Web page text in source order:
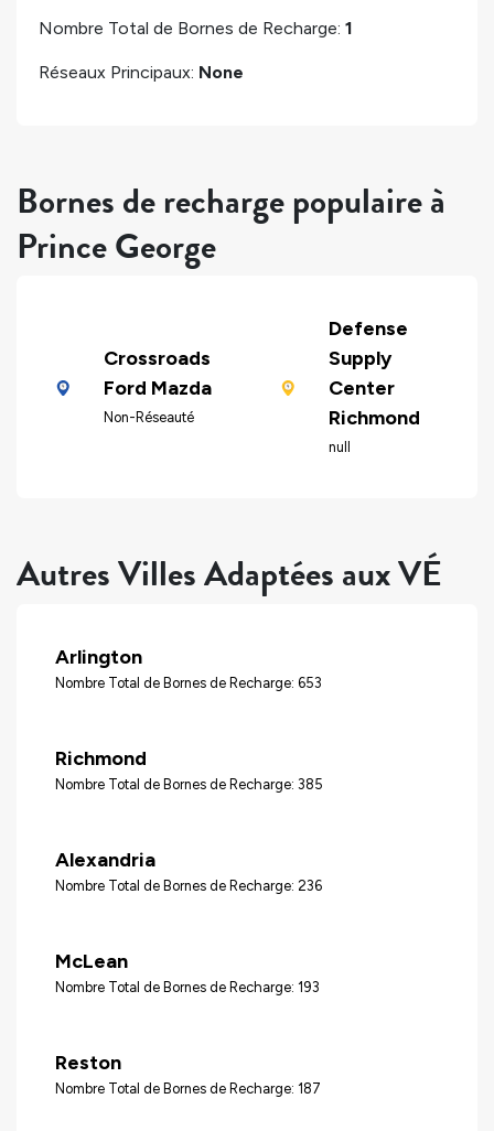
Nombre Total de Bornes de Recharge: 1
Réseaux Principaux: None
Bornes de recharge populaire à
Prince George
Crossroads
Ford Mazda
Non-Réseauté
Defense
Supply
Center
Richmond
null
Autres Villes Adaptées aux VÉ
Arlington
Nombre Total de Bornes de Recharge: 653
Richmond
Nombre Total de Bornes de Recharge: 385
Alexandria
Nombre Total de Bornes de Recharge: 236
McLean
Nombre Total de Bornes de Recharge: 193
Reston
Nombre Total de Bornes de Recharge: 187